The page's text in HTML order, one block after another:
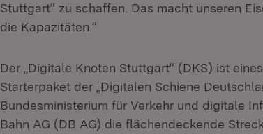
Stuttgart“ zu schaffen. Das macht unseren
die Kapazitäten.“
Der „Digitale Knoten Stuttgart“ (DKS) ist
Starterpaket der „Digitalen Schiene
Bundesministerium für Verkehr und digitale
Bahn AG (DB AG) die flächendeckende